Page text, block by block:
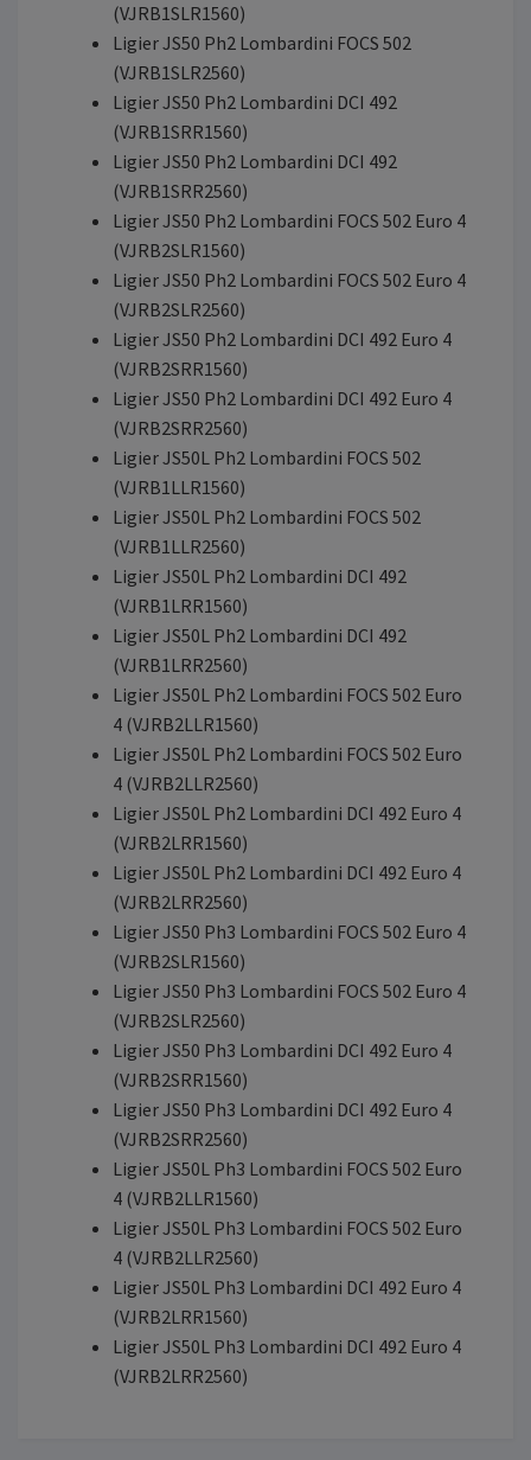
(VJRB1SLR1560)
Ligier JS50 Ph2 Lombardini FOCS 502
(VJRB1SLR2560)
Ligier JS50 Ph2 Lombardini DCI 492
(VJRB1SRR1560)
Ligier JS50 Ph2 Lombardini DCI 492
(VJRB1SRR2560)
Ligier JS50 Ph2 Lombardini FOCS 502 Euro 4
(VJRB2SLR1560)
Ligier JS50 Ph2 Lombardini FOCS 502 Euro 4
(VJRB2SLR2560)
Ligier JS50 Ph2 Lombardini DCI 492 Euro 4
(VJRB2SRR1560)
Ligier JS50 Ph2 Lombardini DCI 492 Euro 4
(VJRB2SRR2560)
Ligier JS50L Ph2 Lombardini FOCS 502
(VJRB1LLR1560)
Ligier JS50L Ph2 Lombardini FOCS 502
(VJRB1LLR2560)
Ligier JS50L Ph2 Lombardini DCI 492
(VJRB1LRR1560)
Ligier JS50L Ph2 Lombardini DCI 492
(VJRB1LRR2560)
Ligier JS50L Ph2 Lombardini FOCS 502 Euro
4 (VJRB2LLR1560)
Ligier JS50L Ph2 Lombardini FOCS 502 Euro
4 (VJRB2LLR2560)
Ligier JS50L Ph2 Lombardini DCI 492 Euro 4
(VJRB2LRR1560)
Ligier JS50L Ph2 Lombardini DCI 492 Euro 4
(VJRB2LRR2560)
Ligier JS50 Ph3 Lombardini FOCS 502 Euro 4
(VJRB2SLR1560)
Ligier JS50 Ph3 Lombardini FOCS 502 Euro 4
(VJRB2SLR2560)
Ligier JS50 Ph3 Lombardini DCI 492 Euro 4
(VJRB2SRR1560)
Ligier JS50 Ph3 Lombardini DCI 492 Euro 4
(VJRB2SRR2560)
Ligier JS50L Ph3 Lombardini FOCS 502 Euro
4 (VJRB2LLR1560)
Ligier JS50L Ph3 Lombardini FOCS 502 Euro
4 (VJRB2LLR2560)
Ligier JS50L Ph3 Lombardini DCI 492 Euro 4
(VJRB2LRR1560)
Ligier JS50L Ph3 Lombardini DCI 492 Euro 4
(VJRB2LRR2560)